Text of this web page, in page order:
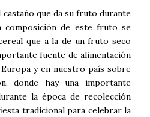
que da su fruto durante
composición de este fruto se
que a la de un fruto seco
fuente de alimentación
y en nuestro país sobre
donde hay una importante
la época de recolección
tradicional para celebrar la